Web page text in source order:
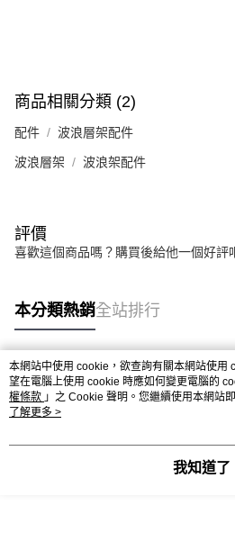
商品相關分類 (2)
配件 波浪層架配件
波浪層架 波浪架配件
評價
喜歡這個商品嗎？購買後給他一個好評
本分類熱銷全站排行
熱門標籤
本網站中使用 cookie，欲查詢有關本網站使用
望在電腦上使用 cookie 時應如何變更電腦的
權條款 」之 Cookie 聲明。您繼續使用本網站
用條款之 Cookie 聲明使用 cookie。
了解更多 >
我知道了